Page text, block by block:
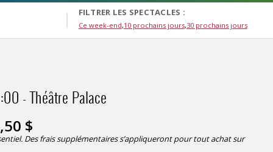
FILTRER LES SPECTACLES :
Ce week-end 10 prochains jours 30 prochains jours
Théâtre Palace
$
Des frais supplémentaires s’appliqueront pour tout achat sur